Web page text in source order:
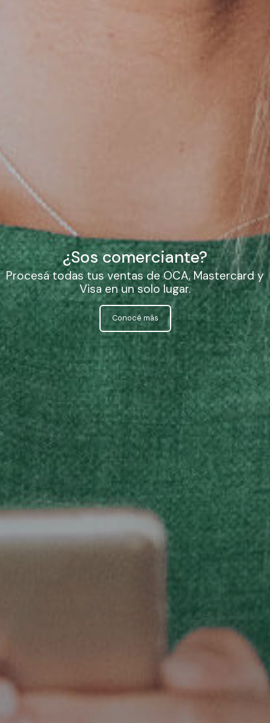
¿Sos comerciante?
Procesá todas tus ventas de OCA, Mastercard y
Visa en un solo lugar.
Conocé más